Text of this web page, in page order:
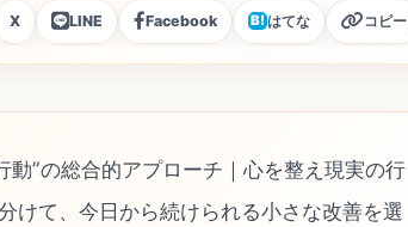
X LINE Facebook B!はてな コピー
”の総合的アプローチ｜心を整え現実の行
けて、今日から続けられる小さな改善を選